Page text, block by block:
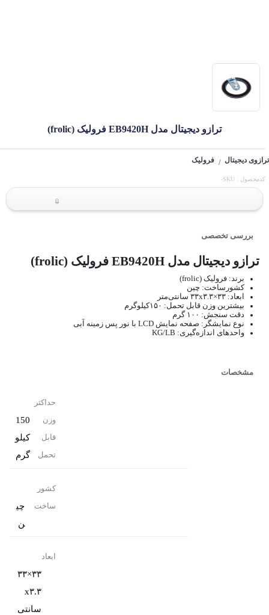
ترازو دیجیتال مدل EB9420H فرولیک (frolic)
ترازوی دیجیتال / فرولیک
کدمحصول : SKU-
0
بررسی تخصصی
ترازو دیجیتال مدل EB9420H فرولیک (frolic)
برند: فرولیک (frolic)
کشورساخت: چین
ابعاد: ۳۳×۳۳x۳.۳ سانتی‌متر
بیشترین وزن قابل تحمل: ۱۵۰کیلوگرم
دقت سنجش: ۱۰۰ گرم
نوع نمایشگر: صفحه نمایش LCD با نور پس زمینه آبی
واحدهای اندازه‌گیری: KG/LB
مشخصات
حداکثر
وزن
قابل
تحمل
150
کیلو
گرم
کشور
ساخت
چی
ن
ابعاد
۳۳×۳۳
x۳.۳
سانتی‌